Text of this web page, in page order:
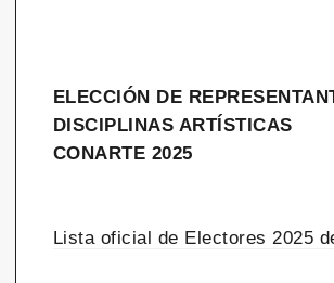
ELECCIÓN DE
DISCIPLINAS ARTÍSTICAS
CONARTE 2025
Lista oficial de Electores 2025